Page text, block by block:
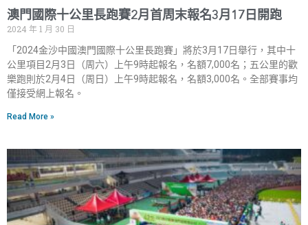
澳門國際十公里長跑賽2月首周末報名3月17日開跑
2024 年 1 月 30 日
「2024金沙中國澳門國際十公里長跑賽」將於3月17日舉行，其中十
公里項目2月3日（周六）上午9時起報名，名額7,000名；五公里的歡
樂跑則於2月4日（周日）上午9時起報名，名額3,000名。全部賽事均
僅接受網上報名。
Read More »